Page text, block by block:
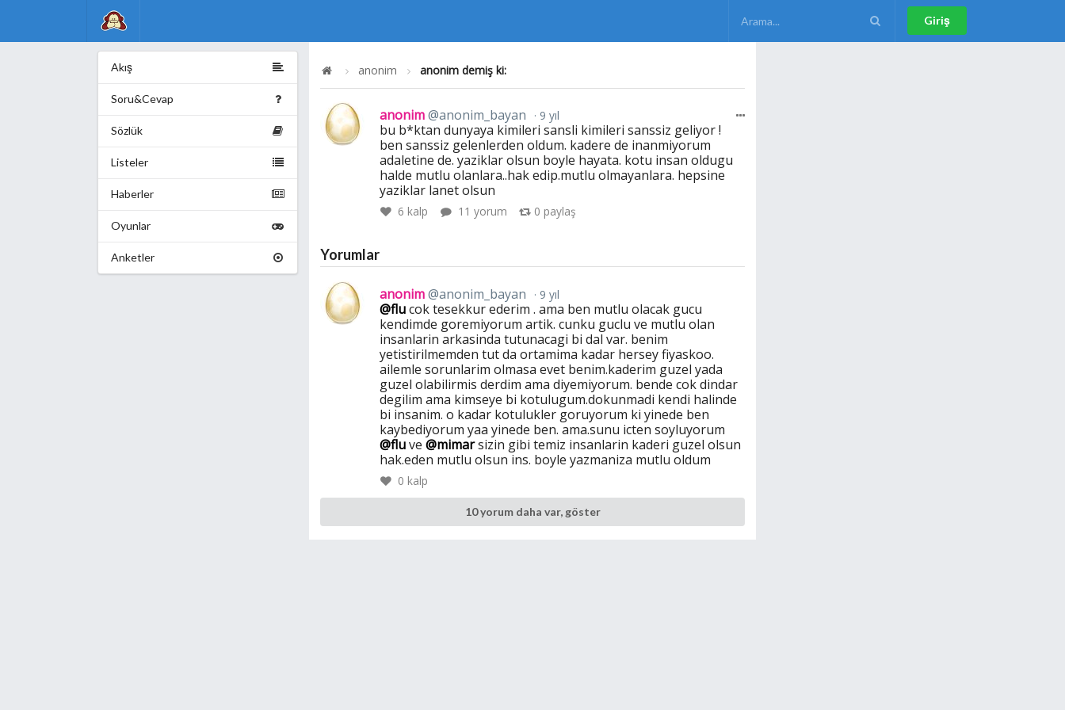
Akış
Soru&Cevap
Sözlük
Listeler
Haberler
Oyunlar
Anketler
anonim anonim demiş ki:
anonim@anonim_bayan 9 yıl
bu b*ktan dunyaya kimileri sansli kimileri sanssiz geliyor !
ben sanssiz gelenlerden oldum. kadere de inanmiyorum
adaletine de. yaziklar olsun boyle hayata. kotu insan oldugu
halde mutlu olanlara..hak edip.mutlu olmayanlara. hepsine
yaziklar lanet olsun
6 kalp 11 yorum 0 paylaş
Yorumlar
anonim@anonim_bayan 9 yıl
@flucok tesekkur ederim . ama ben mutlu olacak gucu
kendimde goremiyorum artik. cunku guclu ve mutlu olan
insanlarin arkasinda tutunacagi bi dal var. benim
yetistirilmemden tut da ortamima kadar hersey fiyaskoo.
ailemle sorunlarim olmasa evet benim.kaderim guzel yada
guzel olabilirmis derdim ama diyemiyorum. bende cok dindar
degilim ama kimseye bi kotulugum.dokunmadi kendi halinde
bi insanim. o kadar kotulukler goruyorum ki yinede ben
kaybediyorum yaa yinede ben. ama.sunu icten soyluyorum
@fluve @mimarsizin gibi temiz insanlarin kaderi guzel olsun
hak.eden mutlu olsun ins. boyle yazmaniza mutlu oldum
0 kalp
10 yorum daha var, göster
Giriş